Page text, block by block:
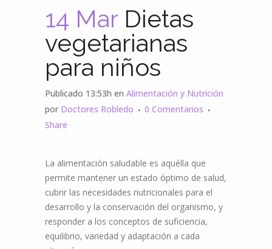
14 MarDietas
vegetarianas
para niños
Publicado 13:53h en Alimentación y Nutrición
por Doctores Robledo
0 Comentarios
Share
La alimentación saludable es aquélla que
permite mantener un estado óptimo de salud,
cubrir las necesidades nutricionales para el
desarrollo y la conservación del organismo, y
responder a los conceptos de suficiencia,
equilibrio, variedad y adaptación a cada